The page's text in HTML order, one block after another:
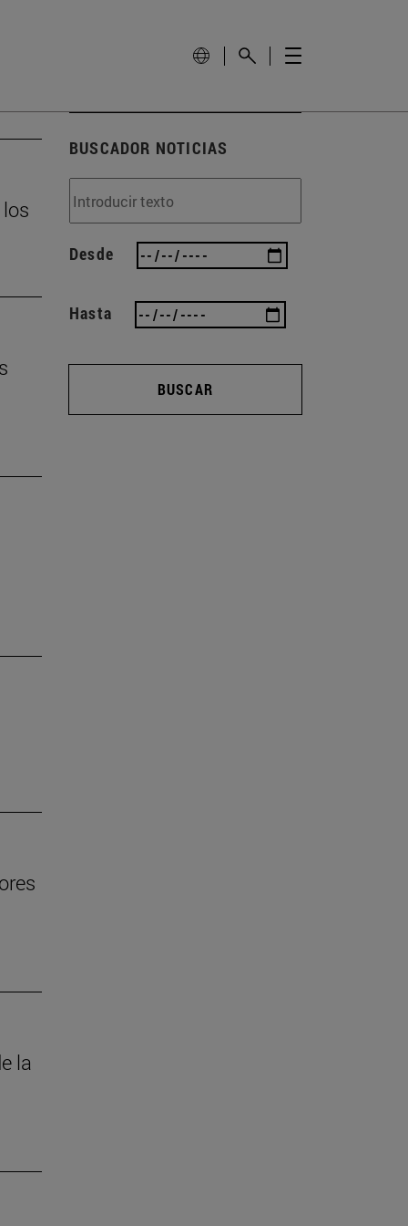
la
BUSCADOR NOTICIAS
Desde
Hasta
BUSCAR